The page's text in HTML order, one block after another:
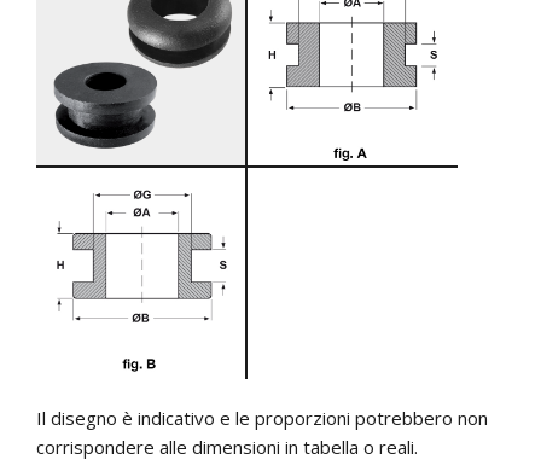
Il disegno è indicativo e le proporzioni potrebbero non
corrispondere alle dimensioni in tabella o reali.